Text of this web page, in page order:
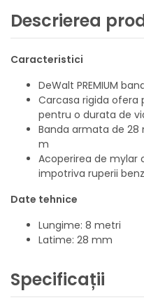
Descrierea
Caracteristici
DeWalt PREMIUM
Carcasa rigida ofera
pentru o durata de
Banda armata de
m
Acoperirea de mylar
impotriva ruperii
Date tehnice
Lungime: 8 metri
Latime: 28 mm
Specificații